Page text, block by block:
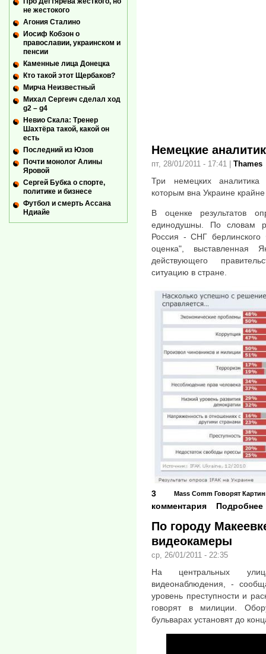
Немецкие
пт, 28/01/2011 - 17:41 Thames
Три немецких аналитика
которым вна Украине
В оценке результатов
единодушны. По словам
Россия - СНГ берлинского
оценка", выставленная
действующего
ситуацию в стране.
Mass Comm Говорят
3
комментария
Подробнее
По городу
видеокамеры
ср, 26/01/2011 - 22:35
На центральных
видеонаблюдения, -
уровень преступности и
говорят в милиции.
бульварах установят до
не жестокого
Агония Сталино
Иосиф Кобзон о
православии, украинском и
пенсии
Каменные лица Донецка
Кто такой этот Щербаков?
Мирча Неизвестный
Михал Сергеич сделал ход
g2 – g4
Невио Скала: Тренер
Шахтёра такой, какой он
есть
Последний из Юзов
Почти монолог Алины
Яровой
Сергей Бубка о спорте,
политике и бизнесе
Футбол и смерть Ассана
Ндиайе